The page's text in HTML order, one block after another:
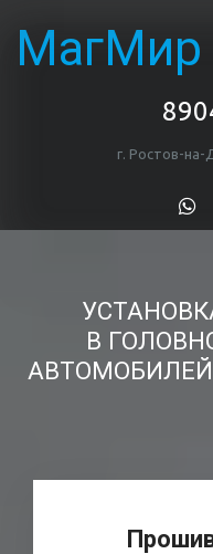
МагМир
г. Ростов-
В
АВТОМОБИЛЕЙ